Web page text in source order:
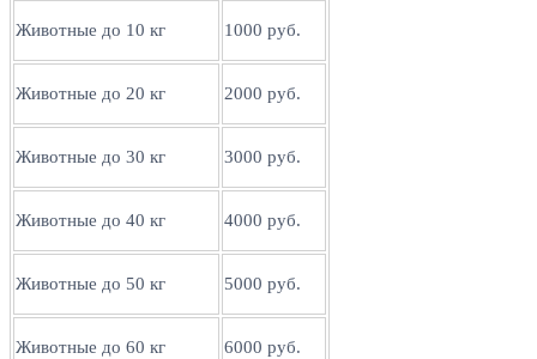
Животные до 10 кг 1000 руб.
Животные до 20 кг 2000 руб.
Животные до 30 кг 3000 руб.
Животные до 40 кг 4000 руб.
Животные до 50 кг 5000 руб.
Животные до 60 кг 6000 руб.